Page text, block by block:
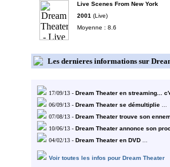
Live Scenes From New York
2001 (Live)
Moyenne : 8.6
Les dernieres informations sur
17/09/13 - Dream Theater en streaming...
06/09/13 - Dream Theater se démultiplie
07/08/13 - Dream Theater trouve son
10/06/13 - Dream Theater annonce son
04/02/13 - Dream Theater en DVD
Voir toutes les infos pour Dream Theater